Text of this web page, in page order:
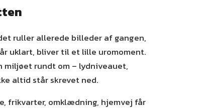
ruller allerede billeder af gangen,
uklart, bliver til et lille uromoment.
rundt om – lydniveauet,
altid står skrevet ned.
frikvarter, omklædning, hjemvej får